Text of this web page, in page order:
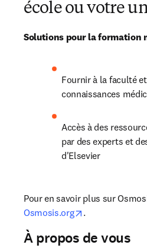
école ou votre
Solutions pour la formation
Fournir à la faculté
Accès à des
par des experts et
d'Elsevier
Osmosis.org
opens in new
.
À propos de vous